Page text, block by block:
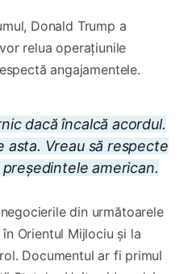
Donald Trump a
relua operațiunile
angajamentele.
dacă încalcă acordul.
asta. Vreau să respecte
american.
din următoarele
Orientul Mijlociu și la
Documentul ar fi primul